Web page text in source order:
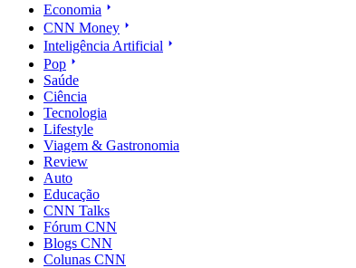
Economia
CNN Money
Inteligência Artificial
Pop
Saúde
Ciência
Tecnologia
Lifestyle
Viagem & Gastronomia
Review
Auto
Educação
CNN Talks
Fórum CNN
Blogs CNN
Colunas CNN